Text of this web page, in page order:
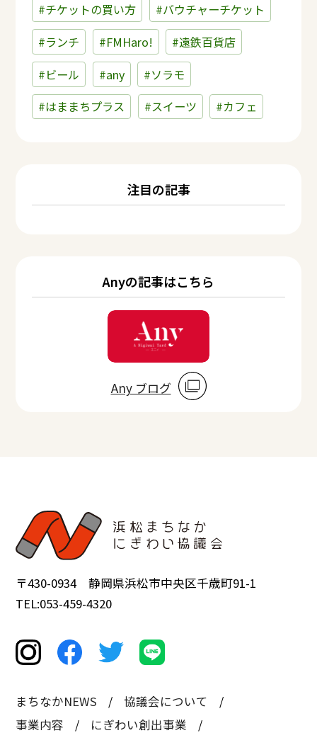
#チケットの買い方
#バウチャーチケット
#ランチ
#FMHaro!
#遠鉄百貨店
#ビール
#any
#ソラモ
#はままちプラス
#スイーツ #カフェ
注目の記事
Anyの記事はこちら
Any ブログ
〒430-0934 静岡県浜松市中央区千歳町91-1
TEL:053-459-4320
まちなかNEWS
協議会について
事業内容
にぎわい創出事業